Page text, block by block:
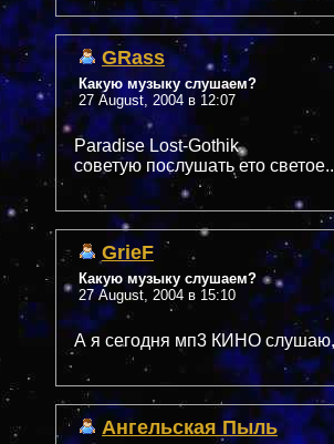
GRass
Какую музыку слушаем?
27 August, 2004 в 12:07
Paradise Lost-Gothik
советую послушать ето
GrieF
Какую музыку слушаем?
27 August, 2004 в 15:10
А я сегодня мп3 КИНО слушаю,
Ангельская Пыль